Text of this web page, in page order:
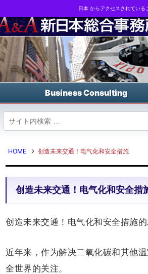
Business strategy reports, business matching and M&A in
Business Consulting
HOME 创造未来交通！电气化和安全措施
创造未来交通！电气化和安全措
创造未来交通！电气化和安全措施
近年来，作为解决二氧化碳和其他
全世界的关注。
日本 からアクセスされている